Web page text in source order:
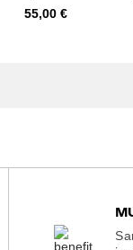
Hind
55,00 €